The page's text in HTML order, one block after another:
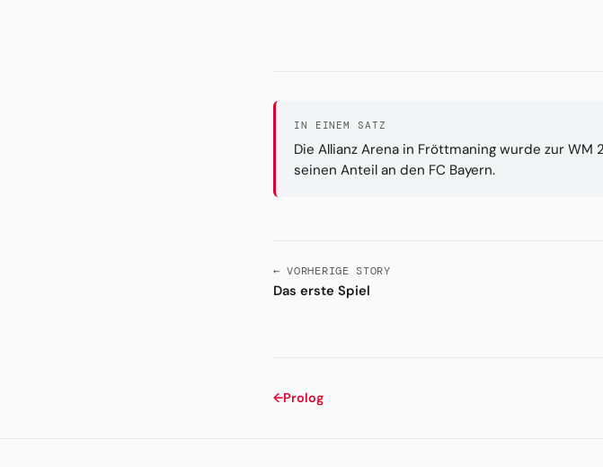
IN EINEM SATZ
Die Allianz Arena in Fröttmaning wurde zur
seinen Anteil an den FC Bayern.
← VORHERIGE STORY
Das erste Spiel
←Prolog